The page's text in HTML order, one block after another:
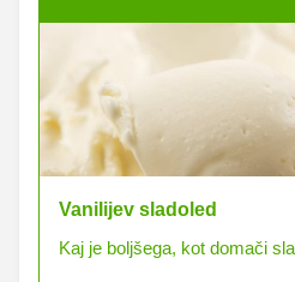
Vanilijev sladoled
Kaj je boljšega, kot domači